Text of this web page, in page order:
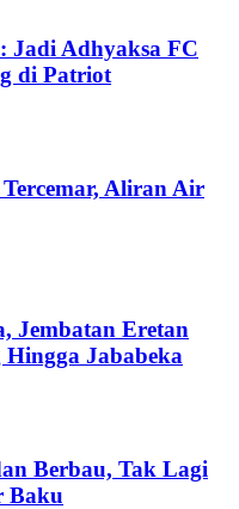
Jadi Adhyaksa FC
di Patriot
Aliran Air
Jembatan Eretan
Jababeka
Berbau, Tak Lagi
Baku